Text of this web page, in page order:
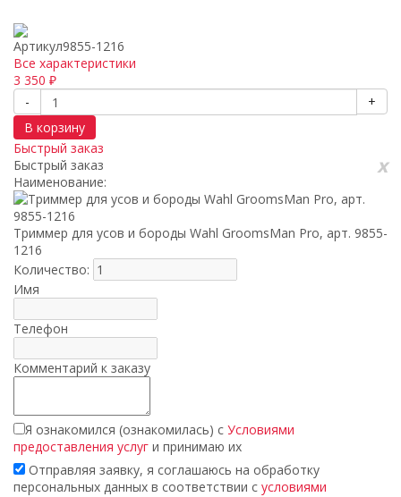
Артикул9855-1216
Все характеристики
3 350 ₽
-
+
В корзину
Быстрый заказ
Быстрый заказ
x
Наименование:
Триммер для усов и бороды Wahl GroomsMan Pro, арт. 9855-
1216
Количество:
Имя
Телефон
Комментарий к заказу
Я ознакомился (ознакомилась) с Условиями
предоставления услуг и принимаю их
Отправляя заявку, я соглашаюсь на обработку
персональных данных в соответствии с условиями